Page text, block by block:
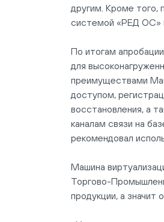
другим. Кроме того,
системой «РЕД ОС»
По итогам
для
преимуществами
доступом,
восстановления, а
каналам связи на
рекомендовал
Машина
Торгово-
продукции, а